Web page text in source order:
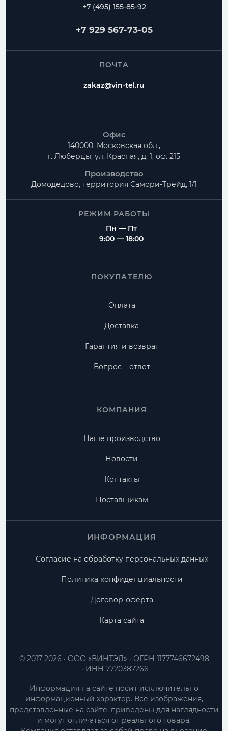
+7 (495) 155-85-92
+7 929 567-73-05
ПОЧТА
zakaz@vin-tel.ru
Офис
140000, Московская обл.,
г. Люберцы, ул. Красная, д. 1, оф. 215
Производство
Домодедово, территория Самори-Трейд, 1/1
РЕЖИМ РАБОТЫ
Пн — Пт
9:00 — 18:00
ПОКУПАТЕЛЮ
Оплата
Доставка
Гарантия и возврат
Вопрос – ответ
КОМПАНИЯ
Наше производство
Новости
Контакты
Поставщикам
ИНФОРМАЦИЯ
Согласие на обработку персональных данных
Политика конфиденциальности
Договор-оферта
Карта сайта
ООО «ВИНТЭЛ»
ОГРН 1177746672498
ИНН 7720387266
© 2017-2026
Информация на сайте носит исключительно
информационный характер. Все изображения,
представленные на сайте, приведены для наглядности
и могут отличаться от реального товара.